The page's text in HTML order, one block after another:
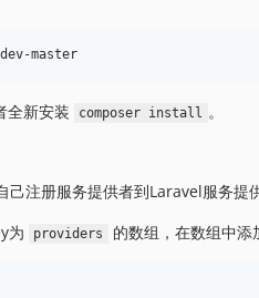
全新安装 composer install 。
注册服务提供者到Laravel服务提
为 providers 的数组，在数组中添